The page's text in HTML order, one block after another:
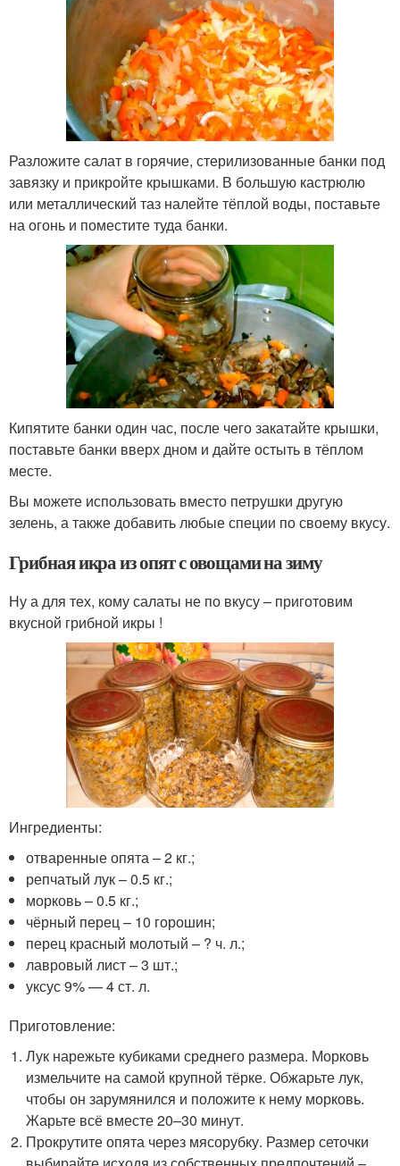
Разложите салат в горячие, стерилизованные банки под
завязку и прикройте крышками. В большую кастрюлю
или металлический таз налейте тёплой воды, поставьте
на огонь и поместите туда банки.
Кипятите банки один час, после чего закатайте крышки,
поставьте банки вверх дном и дайте остыть в тёплом
месте.
Вы можете использовать вместо петрушки другую
зелень, а также добавить любые специи по своему вкусу.
Грибная икра из опят с овощами на зиму
Ну а для тех, кому салаты не по вкусу – приготовим
вкусной грибной икры !
Ингредиенты:
отваренные опята – 2 кг.;
репчатый лук – 0.5 кг.;
морковь – 0.5 кг.;
чёрный перец – 10 горошин;
перец красный молотый – ? ч. л.;
лавровый лист – 3 шт.;
уксус 9% — 4 ст. л.
Приготовление:
Лук нарежьте кубиками среднего размера. Морковь
измельчите на самой крупной тёрке. Обжарьте лук,
чтобы он зарумянился и положите к нему морковь.
Жарьте всё вместе 20–30 минут.
Прокрутите опята через мясорубку. Размер сеточки